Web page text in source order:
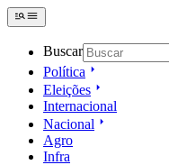
Buscar
Política
Eleições
Internacional
Nacional
Agro
Infra